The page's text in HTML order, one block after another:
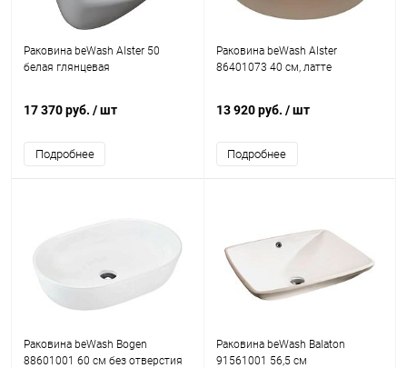
Раковина beWash Alster 50
белая глянцевая
17 370 руб. / шт
Подробнее
Раковина beWash Alster
86401073 40 см, латте
13 920 руб. / шт
Подробнее
Раковина beWash Bogen
88601001 60 см без отверстия
Раковина beWash Balaton
91561001 56,5 см